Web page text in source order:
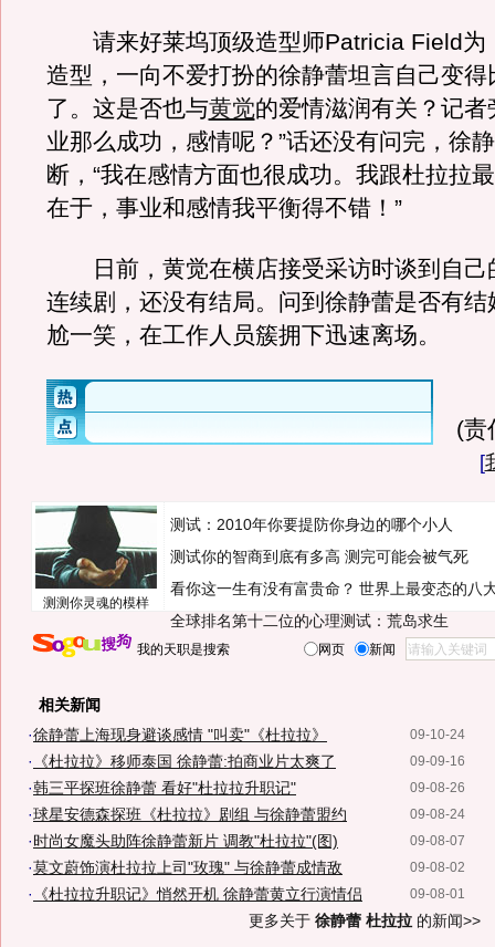
请来好莱坞顶级造型师Patricia Field为
造型，一向不爱打扮的徐静蕾坦言自己变得
了。这是否也与黄觉的爱情滋润有关？记者
业那么成功，感情呢？”话还没有问完，徐
断，“我在感情方面也很成功。我跟杜拉拉
在于，事业和感情我平衡得不错！”
日前，黄觉在横店接受采访时谈到自己
连续剧，还没有结局。问到徐静蕾是否有结
尬一笑，在工作人员簇拥下迅速离场。
(责
[
测测你灵魂的模样
测试：2010年你要提防你身边的哪个小人
测试你的智商到底有多高 测完可能会被气死
看你这一生有没有富贵命？ 世界上最变态的八
全球排名第十二位的心理测试：荒岛求生
我的天职是搜索 网页 新闻
相关新闻
09-10-24
·徐静蕾上海现身避谈感情 "叫卖"《杜拉拉》
09-09-16
· 《杜拉拉》移师泰国 徐静蕾:拍商业片太爽了
09-08-26
·韩三平探班徐静蕾 看好"杜拉拉升职记"
09-08-24
·球星安德森探班《杜拉拉》剧组 与徐静蕾盟约
09-08-07
·时尚女魔头助阵徐静蕾新片 调教"杜拉拉"(图)
09-08-02
·莫文蔚饰演杜拉拉上司"玫瑰" 与徐静蕾成情敌
09-08-01
·
《杜拉拉升职记》悄然开机 徐静蕾黄立行演情侣
更多关于 徐静蕾 杜拉拉 的新闻>>